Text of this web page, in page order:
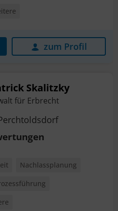
zum Profil
Skalitzky
für Erbrecht
Nachlassplanung